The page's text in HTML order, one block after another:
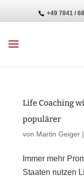
+49 7841 /
Life Coaching
populärer
von Martin Geiger|
Immer mehr
Staaten nutzen